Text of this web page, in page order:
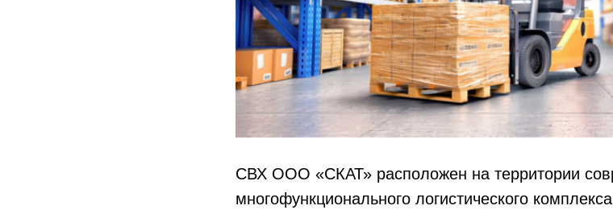
СВХ ООО «СКАТ» расположен на территории
многофункционального логистического